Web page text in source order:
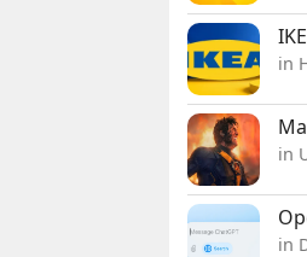
in
in
in